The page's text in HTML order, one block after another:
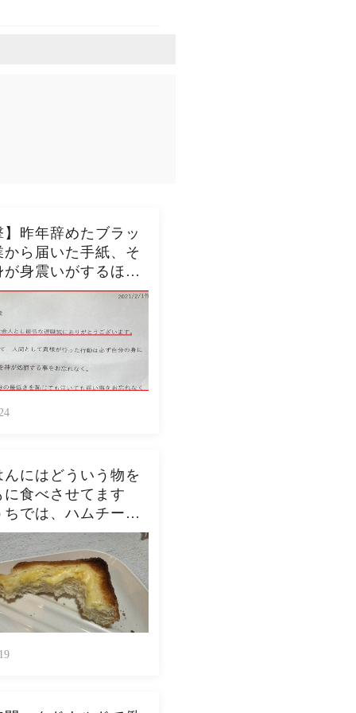
】昨年辞めたブラッ
から届いた手紙、そ
が身震いがするほど
内容だった…...
んにはどういう物を
に食べさせてます
ちでは、ハムチーズ
ト、ジャムトース
ーナッツバタートー
よく作ります。やっ
なんダメよね…